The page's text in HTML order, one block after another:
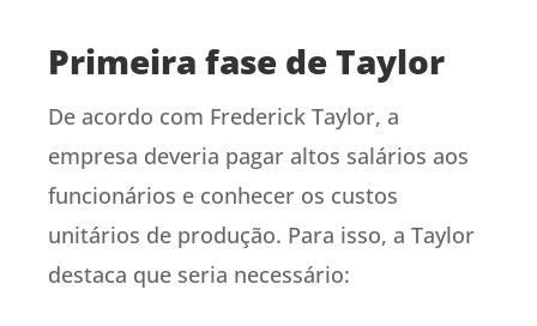
Primeira fase de Taylor
De acordo com Frederick Taylor, a
empresa deveria pagar altos salários aos
funcionários e conhecer os custos
unitários de produção. Para isso, a Taylor
destaca que seria necessário: